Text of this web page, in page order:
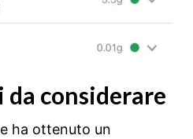
considerare
ha ottenuto un